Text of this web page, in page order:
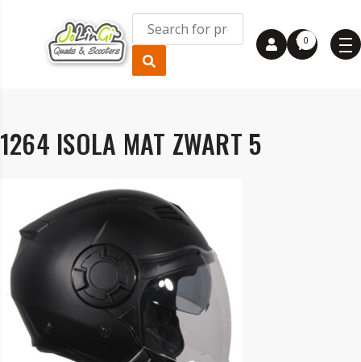
0
1264 ISOLA MAT ZWART 5